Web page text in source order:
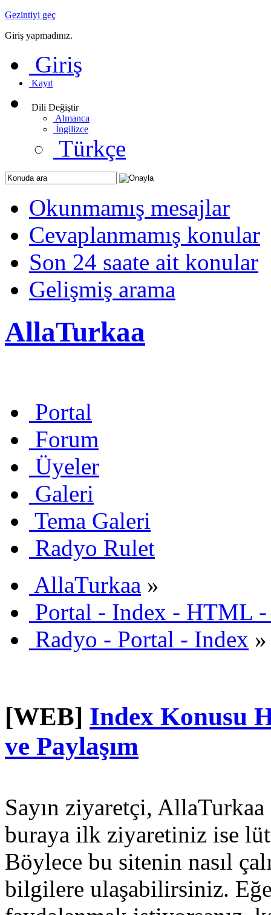
Gezintiyi geç
Giriş yapmadınız.
Giriş
Kayıt
Dili Değiştir
Almanca
İngilizce
Türkçe
Okunmamış mesajlar
Cevaplanmamış konular
Son 24 saate ait konular
Gelişmiş arama
AllaTurkaa
Portal
Forum
Üyeler
Galeri
Tema Galeri
Radyo Rulet
AllaTurkaa »
Portal - Index - HTML
Radyo - Portal - Index »
[WEB] Index Konusu
ve Paylaşım
Sayın ziyaretçi,
buraya ilk ziyaretiniz ise
Böylece bu sitenin nasıl
bilgilere ulaşabilirsiniz.